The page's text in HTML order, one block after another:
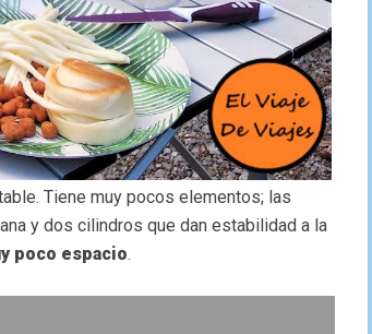
Tiene muy pocos elementos; las
y dos cilindros que dan estabilidad a la
poco espacio.